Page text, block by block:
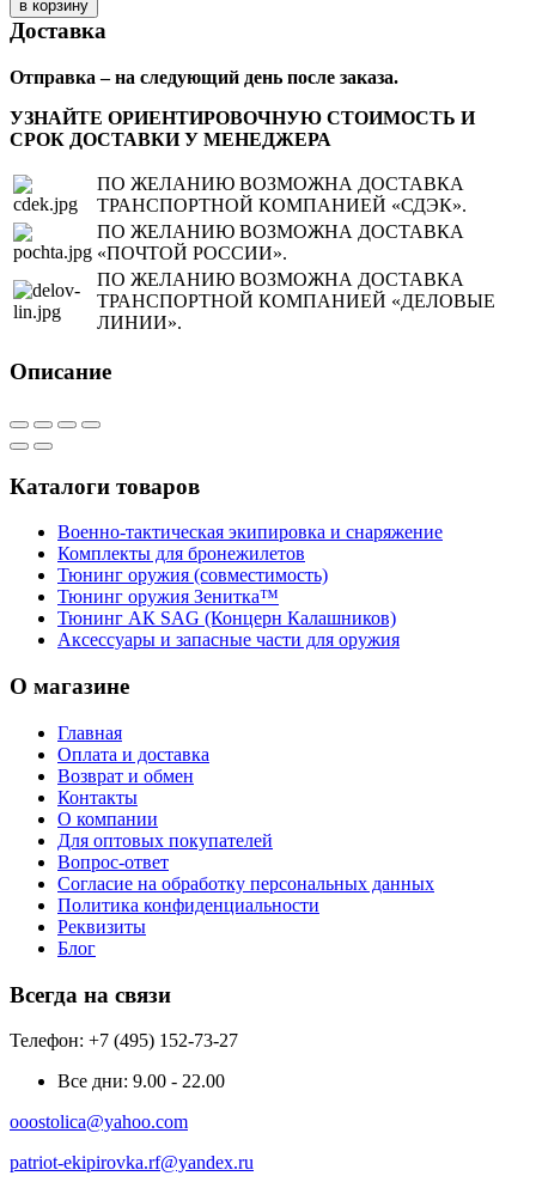
Доставка
Отправка – на следующий день после заказа.
УЗНАЙТЕ ОРИЕНТИРОВОЧНУЮ СТОИМОСТЬ И
СРОК ДОСТАВКИ У МЕНЕДЖЕРА
ПО ЖЕЛАНИЮ ВОЗМОЖНА ДОСТАВКА
ТРАНСПОРТНОЙ КОМПАНИЕЙ «СДЭК».
ПО ЖЕЛАНИЮ ВОЗМОЖНА ДОСТАВКА
«ПОЧТОЙ РОССИИ».
ПО ЖЕЛАНИЮ ВОЗМОЖНА ДОСТАВКА
ТРАНСПОРТНОЙ КОМПАНИЕЙ «ДЕЛОВЫЕ
ЛИНИИ».
Описание
Каталоги товаров
Военно-тактическая экипировка и снаряжение
Комплекты для бронежилетов
Тюнинг оружия (совместимость)
Тюнинг оружия Зенитка™
Тюнинг АК SAG (Концерн Калашников)
Аксессуары и запасные части для оружия
О магазине
Главная
Оплата и доставка
Возврат и обмен
Контакты
О компании
Для оптовых покупателей
Вопрос-ответ
Согласие на обработку персональных данных
Политика конфиденциальности
Реквизиты
Блог
Всегда на связи
Телефон: +7 (495) 152-73-27
Все дни: 9.00 - 22.00
ooostolica@yahoo.com
patriot-ekipirovka.rf@yandex.ru